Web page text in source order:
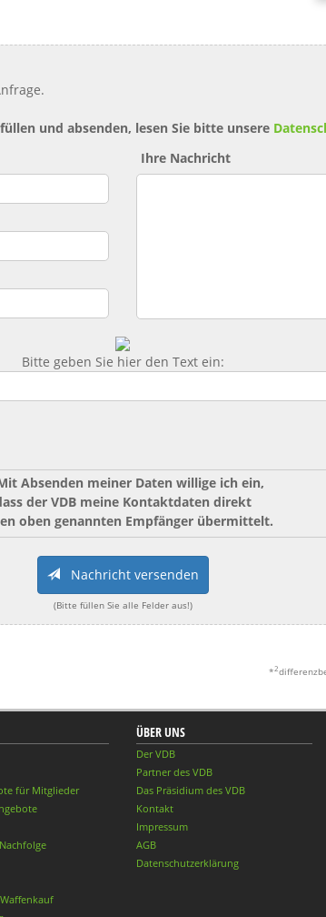
und absenden, lesen Sie bitte unsere
Ihre Nachricht
Bitte geben Sie hier den Text ein:
Absenden meiner Daten willige ich ein,
der VDB meine Kontaktdaten direkt
oben genannten Empfänger übermittelt.
Nachricht versenden
(Bitte füllen Sie alle Felder aus!)
*2
für Mitglieder
ÜBER UNS
Der VDB
Partner des VDB
Das Präsidium des VDB
Kontakt
Impressum
AGB
Datenschutzerklärung